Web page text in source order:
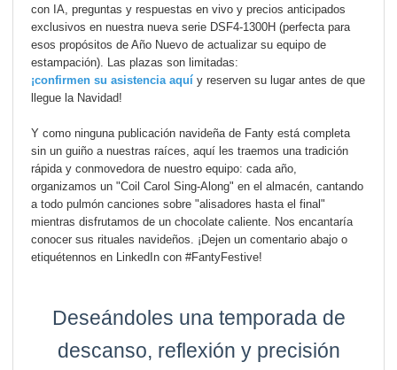
con IA, preguntas y respuestas en vivo y precios anticipados
exclusivos en nuestra nueva serie DSF4-1300H (perfecta para
esos propósitos de Año Nuevo de actualizar su equipo de
estampación). Las plazas son limitadas:
¡confirmen su asistencia aquí y reserven su lugar antes de que
llegue la Navidad!
Y como ninguna publicación navideña de Fanty está completa
sin un guiño a nuestras raíces, aquí les traemos una tradición
rápida y conmovedora de nuestro equipo: cada año,
organizamos un "Coil Carol Sing-Along" en el almacén, cantando
a todo pulmón canciones sobre "alisadores hasta el final"
mientras disfrutamos de un chocolate caliente. Nos encantaría
conocer sus rituales navideños. ¡Dejen un comentario abajo o
etiquétennos en LinkedIn con #FantyFestive!
Deseándoles una temporada de
descanso, reflexión y precisión